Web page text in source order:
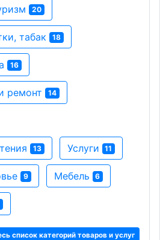
20
табак 18
16
ремонт 14
13 Услуги 11
9 Мебель 6
список категорий товаров и услуг